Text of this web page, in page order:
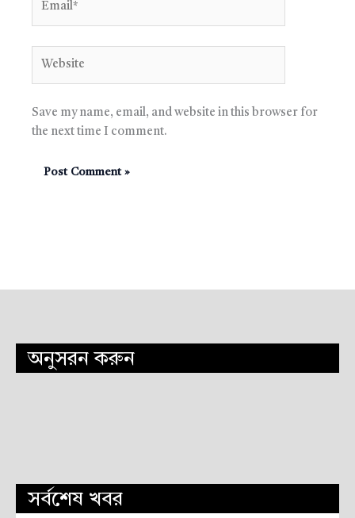
Save my name, email, and website in this browser for
the next time I comment.
অনুসরন করুন
সর্বশেষ খবর